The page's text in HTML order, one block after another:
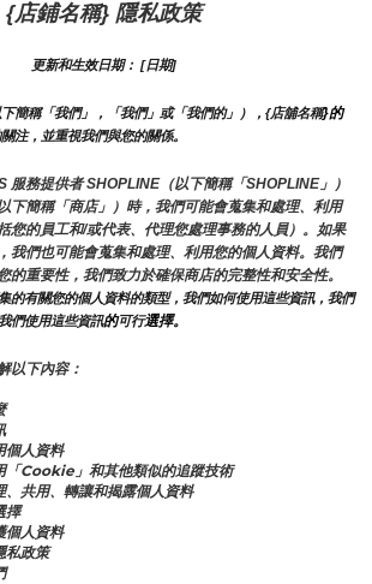
{店鋪名稱} 隱私政策
更新和生效日期： [日期]
簡稱「我們」，「我們」或「我們的」），{店舖名稱}的
注，並重視我們與您的關係。
服務提供者 SHOPLINE（以下簡稱「SHOPLINE」）
下簡稱「商店」）時，我們可能會蒐集和處理、利用
您的員工和/或代表、代理您處理事務的人員）。如果
我們也可能會蒐集和處理、利用您的個人資料。我們
的重要性，我們致力於確保商店的完整性和安全性。
的有關您的個人資料的類型，我們如何使用這些資訊，我們
們使用這些資訊的可行選擇。
以下內容：
個人資料
「Cookie」和其他類似的追蹤技術
、共用、轉讓和揭露個人資料
擇
個人資料
私政策